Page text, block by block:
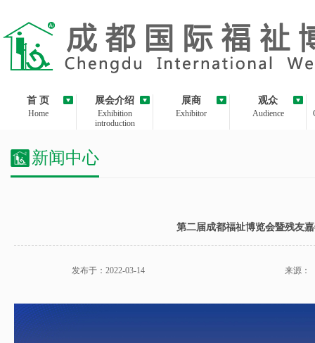
首 页
Home
展会介绍
Exhibition
introduction
展商
Exhibitor
观众
Audience
新闻中心
第二届成都福祉博览会暨残友
发布于：2022-03-14 来源：